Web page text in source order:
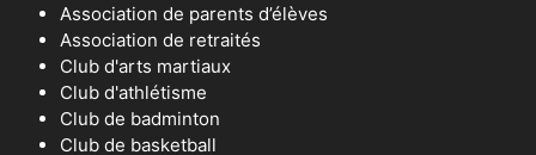
Association de parents d’élèves
Association de retraités
Club d'arts martiaux
Club d'athlétisme
Club de badminton
Club de basketball